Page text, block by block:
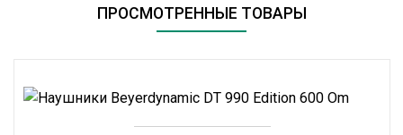
ПРОСМОТРЕННЫЕ ТОВАРЫ